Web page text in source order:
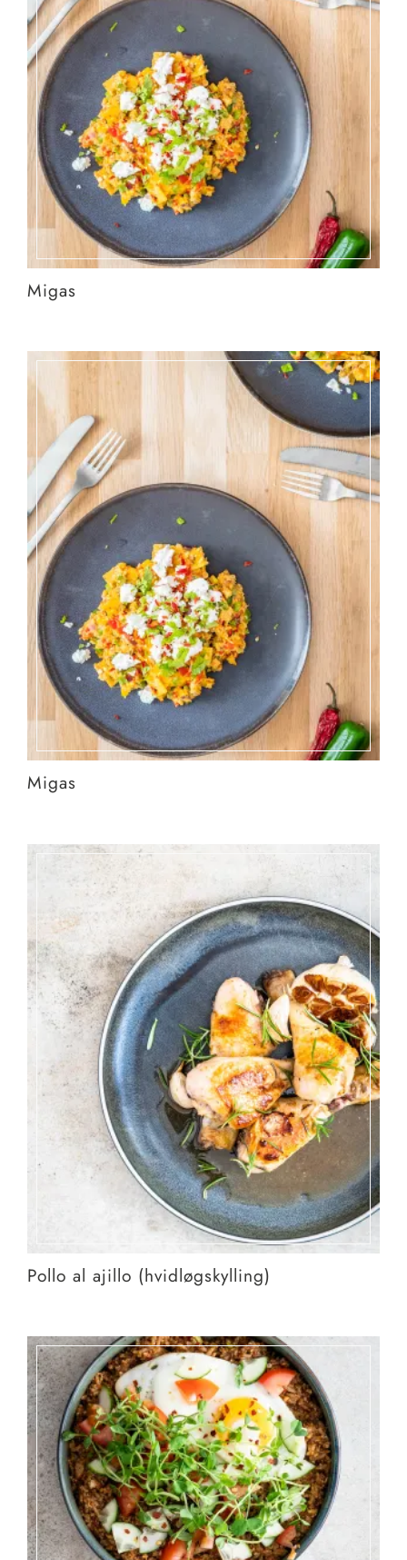
Migas
Migas
Pollo al ajillo (hvidløgskylling)